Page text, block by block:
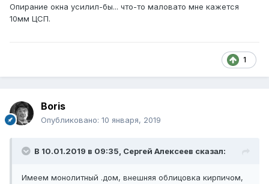
Опирание окна усилил-бы... что-то маловато мне кажется
10мм ЦСП.
1
Boris
Опубликовано: 10 января, 2019
В 10.01.2019 в 09:35, Сергей Алексеев сказал:
Имеем монолитный .дом, внешняя облицовка кирпичом,